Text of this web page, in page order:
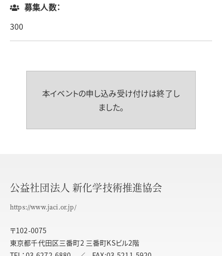
募集人数：
300
本イベントの申し込み受け付けは終了し
ました。
公益社団法人 新化学技術推進協会
https://www.jaci.or.jp/
〒102-0075
東京都千代田区三番町2 三番町KSビル2階